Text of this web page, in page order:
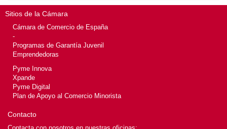
Sitios de la Cámara
Cámara de Comercio de España
-
Programas de Garantía Juvenil
Emprendedoras
Pyme Innova
Xpande
Pyme Digital
Plan de Apoyo al Comercio Minorista
Contacto